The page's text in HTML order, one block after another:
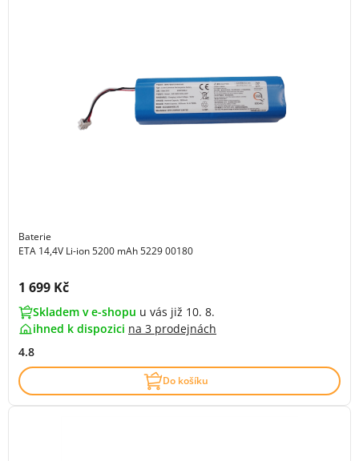
Baterie
ETA 14,4V Li-ion 5200 mAh 5229 00180
Cena s DPH:
1 699 Kč
Skladem v e-shopu u vás již 10. 8.
ihned k dispozici na 3 prodejnách
4.8
Do košíku